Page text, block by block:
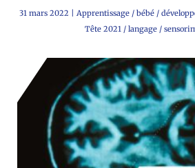
31 mars 2022 | Apprentissage / bébé /
Tête 2021 / langage/